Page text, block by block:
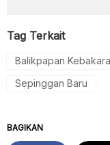
Tag Terkait
Balikpapan
Sepinggan Baru
BAGIKAN